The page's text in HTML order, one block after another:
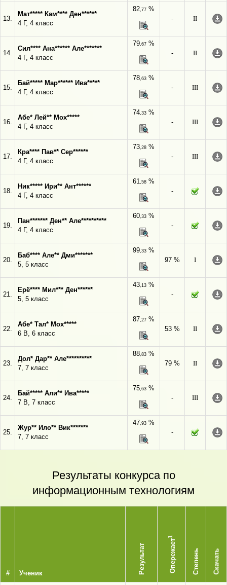
13.
Мат***** Кам**** Ден******
4 Г, 4 класс
82,77 %
-
II
14.
Сил**** Ана****** Але*******
4 Г, 4 класс
79,67 %
-
II
15.
Бай***** Мар****** Ива*****
4 Г, 4 класс
78,63 %
-
III
16.
Абе* Лей** Мох*****
4 Г, 4 класс
74,33 %
-
III
17.
Кра**** Пав** Сер******
4 Г, 4 класс
73,28 %
-
III
18.
Ник***** Ири** Ант******
4 Г, 4 класс
61,58 %
-
19.
Пан******* Ден** Але**********
4 Г, 4 класс
60,33 %
-
20.
Баб**** Але** Дми*******
5, 5 класс
99,33 %
97 %
I
21.
Ерё**** Мил*** Ден******
5, 5 класс
43,13 %
-
22.
Абе* Тал* Мох*****
6 В, 6 класс
87,27 %
53 %
II
23.
Дол* Дар** Але**********
7, 7 класс
88,83 %
79 %
II
24.
Бай***** Али** Ива*****
7 В, 7 класс
75,63 %
-
III
25.
Жур** Ило** Вик*******
7, 7 класс
47,93 %
-
Результаты конкурса по
информационным технологиям
# Ученик Результат Опережает
1
Степень Скачать